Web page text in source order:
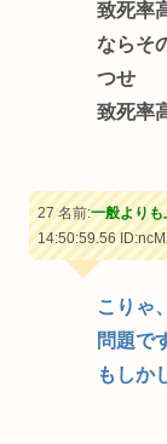
致死率
ならそ
つせ
致死率
27 名前:一般より
14:50:59.56
こりゃ
問題で
もしか